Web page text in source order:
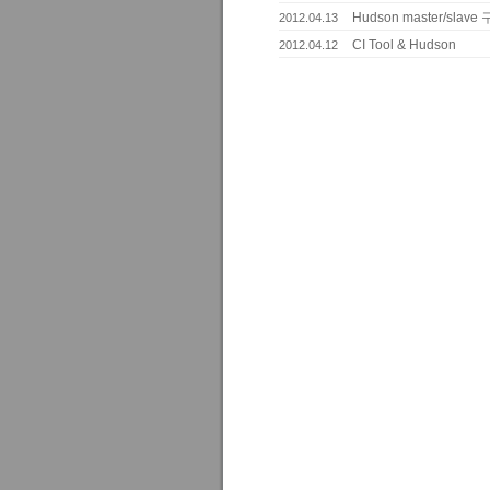
2012.04.13 Hudson master/slave
2012.04.12 CI Tool & Hudson